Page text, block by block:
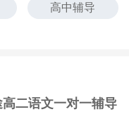
高中辅导
二语文一对一辅导